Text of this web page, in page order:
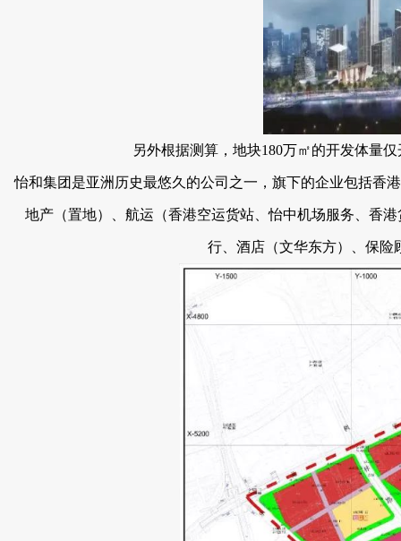
另外根据测算，地块180万㎡的开发体量
怡和集团是亚洲历史最悠久的公司之一，旗下的企业包括香港置地
地产（置地）、航运（香港空运货站、怡中机场服务、
行、酒店（文华东方）、保